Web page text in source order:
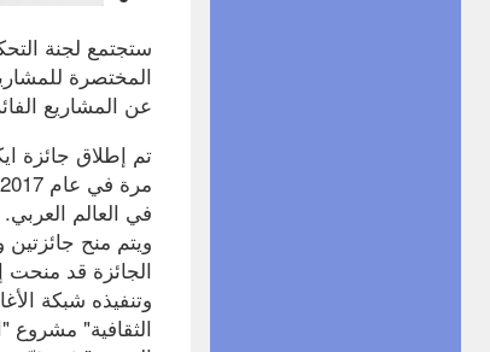
ستجتمع لجنة
المختصرة
عن المشاريع
تم إطلاق جائزة
في العالم
ويتم منح جائزتين
الجائزة قد
وتنفيذه شبكة
الثقافية" مشروع